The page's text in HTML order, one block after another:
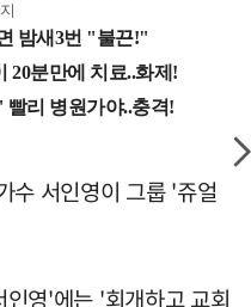
수 서인영이 그룹 '쥬얼
영'에는 '회개하고 교회